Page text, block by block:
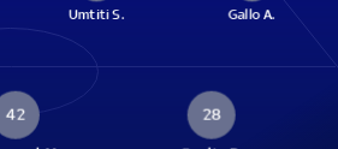
Umtiti S. Gallo A.
42 28